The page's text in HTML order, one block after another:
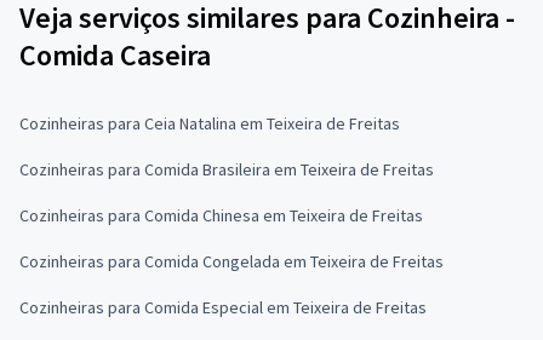
Veja serviços similares para Cozinheira -
Comida Caseira
Cozinheiras para Ceia Natalina em Teixeira de Freitas
Cozinheiras para Comida Brasileira em Teixeira de Freitas
Cozinheiras para Comida Chinesa em Teixeira de Freitas
Cozinheiras para Comida Congelada em Teixeira de Freitas
Cozinheiras para Comida Especial em Teixeira de Freitas